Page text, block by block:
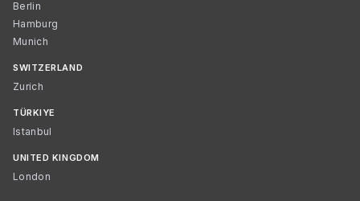
Berlin
Hamburg
Munich
SWITZERLAND
Zurich
TÜRKIYE
Istanbul
UNITED KINGDOM
London